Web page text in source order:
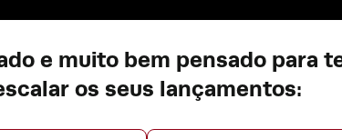
e muito bem pensado para
os seus lançamentos: